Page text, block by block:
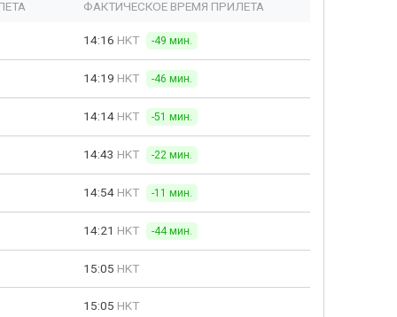
ФАКТИЧЕСКОЕ ВРЕМЯ ПРИЛЕТА
14:16 HKT -49 мин.
14:19 HKT -46 мин.
14:14 HKT -51 мин.
14:43 HKT -22 мин.
14:54 HKT -11 мин.
14:21 HKT -44 мин.
15:05 HKT
15:05 HKT